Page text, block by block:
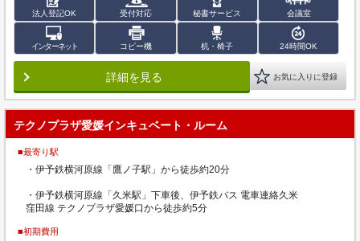
法人登記OK 受付対応 秘書サービス 会議室
インターネット コピー機 机・椅子 24時間OK
詳細を見る お気に入りに登録
テクノプラザ愛媛インキュベート・ルーム
■最寄り駅
・伊予鉄横河原線「鷹ノ子駅」から徒歩約20分
・伊予鉄横河原線「久米駅」下車後、伊予鉄バス 電車連絡久米
窪田線 テクノプラザ愛媛口から徒歩約5分
■初期費用